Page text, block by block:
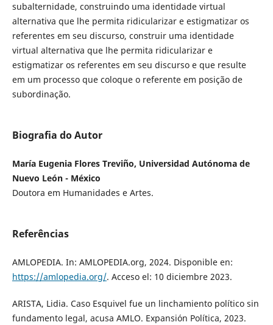
subalternidade, construindo uma identidade virtual
alternativa que lhe permita ridicularizar e estigmatizar os
referentes em seu discurso, construir uma identidade
virtual alternativa que lhe permita ridicularizar e
estigmatizar os referentes em seu discurso e que resulte
em um processo que coloque o referente em posição de
subordinação.
Biografia do Autor
María Eugenia Flores Treviño, Universidad Autónoma de
Nuevo León - México
Doutora em Humanidades e Artes.
Referências
AMLOPEDIA. In: AMLOPEDIA.org, 2024. Disponible en:
https://amlopedia.org/. Acceso el: 10 diciembre 2023.
ARISTA, Lidia. Caso Esquivel fue un linchamiento político sin
fundamento legal, acusa AMLO. Expansión Política, 2023.